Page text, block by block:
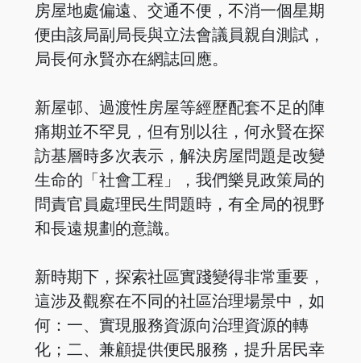
房屋地處偏遠、交通不便，不消一個星期
便由該局副局長與立法會議員親自測試，
局長何永賢亦在網誌回應。
新屋邨、過渡性房屋等經歷配套不足的陣
痛期並不罕見，但有別以往，何永賢在探
訪基層時多次表示，解決房屋問題是改變
生命的「社會工程」，我們樂見政策局的
問責官員處理民生問題時，有全局的視野
和長遠規劃的意識。
新時期下，探索社區實踐變得非常重要，
這涉及觀察在不同的社區治理場景中，如
何：一、實現服務資源向治理資源的轉
化；二、兼顧提供便民服務，提升居民幸